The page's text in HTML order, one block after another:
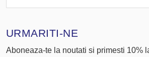
URMARITI-NE
Aboneaza-te la noutati si primesti 10%